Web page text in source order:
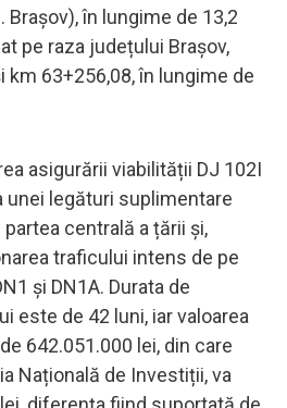
Brașov), în lungime de 13,2
pe raza județului Brașov,
km 63+256,08, în lungime de
asigurării viabilității DJ 102I
unei legături suplimentare
centrală a țării și,
traficului intens de pe
și DN1A. Durata de
este de 42 luni, iar valoarea
642.051.000 lei, din care
Națională de Investiții, va